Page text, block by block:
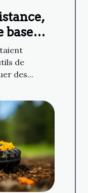
base
de
des...